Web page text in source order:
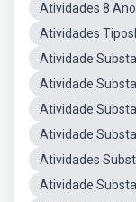
Atividades 8
Atividades
Atividade
Atividade
Atividade
Atividade
Atividades
Atividade